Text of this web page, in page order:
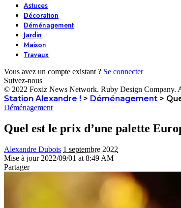
Astuces
Décoration
Déménagement
Jardin
Maison
Travaux
Vous avez un compte existant ? Se connecter
Suivez-nous
© 2022 Foxiz News Network. Ruby Design Company.
Station Alexandre ! > Déménagement >
Déménagement
Quel est le prix d’une palette
Alexandre Dubois 1 septembre 2022
Mise à jour 2022/09/01 at 8:49 AM
Partager